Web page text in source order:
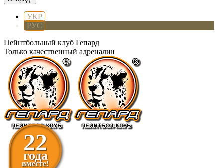
УКР
РУС
Пейнтбольный клуб Гепард
Только качественный адреналин
22
года
вместе!